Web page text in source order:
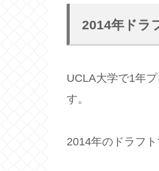
2014年ドラ
UCLA大学で1年
す。
2014年のドラフ